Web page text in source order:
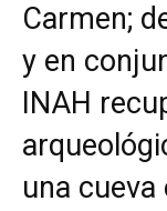
Carmen;
y en
INAH
una cueva